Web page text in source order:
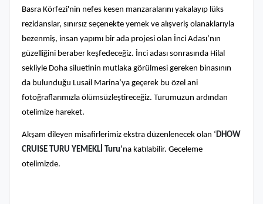
Basra Körfezi'nin nefes kesen manzaralarını yakalayıp lüks
rezidanslar, sınırsız seçenekte yemek ve alışveriş olanaklarıyla
bezenmiş, insan yapımı bir ada projesi olan İnci Adası’nın
güzelliğini beraber keşfedeceğiz. İnci adası sonrasında Hilal
sekliyle Doha siluetinin mutlaka görülmesi gereken binasının
da bulunduğu Lusail Marina’ya geçerek bu özel ani
fotoğraflarımızla ölümsüzleştireceğiz. Turumuzun ardından
otelimize hareket.
Akşam dileyen misafirlerimiz ekstra düzenlenecek olan ‘ DHOW
CRUISE TURU YEMEKLİ Turu’na katılabilir. Geceleme
otelimizde.